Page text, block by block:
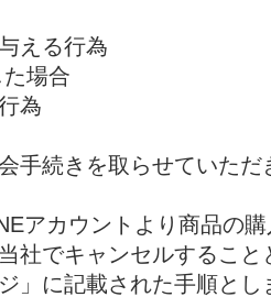
える行為
場合
為
手続きを取らせていただ
アカウントより商品の
社でキャンセルすること
」に記載された手順とし